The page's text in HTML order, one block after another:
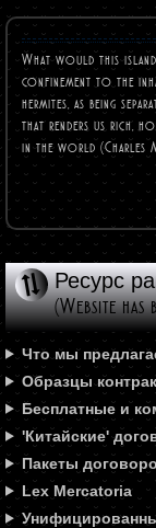
What would this
confinement to the
hermites, as being
that renders us rich,
in the world (Charles
Ресурс
(Website has
Что мы
Образцы
Бесплатные и
'Китайские'
Пакеты
Lex Mercatoria